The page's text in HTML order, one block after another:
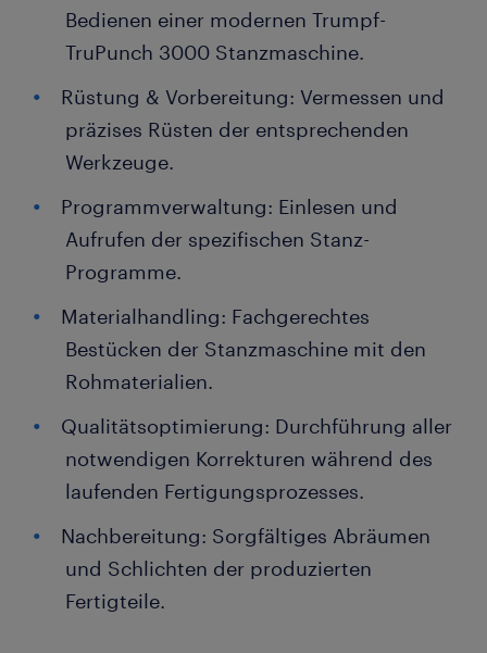
Bedienen einer modernen Trumpf-
TruPunch 3000 Stanzmaschine.
Rüstung & Vorbereitung: Vermessen und
präzises Rüsten der entsprechenden
Werkzeuge.
Programmverwaltung: Einlesen und
Aufrufen der spezifischen Stanz-
Programme.
Materialhandling: Fachgerechtes
Bestücken der Stanzmaschine mit den
Rohmaterialien.
Qualitätsoptimierung: Durchführung aller
notwendigen Korrekturen während des
laufenden Fertigungsprozesses.
Nachbereitung: Sorgfältiges Abräumen
und Schlichten der produzierten
Fertigteile.